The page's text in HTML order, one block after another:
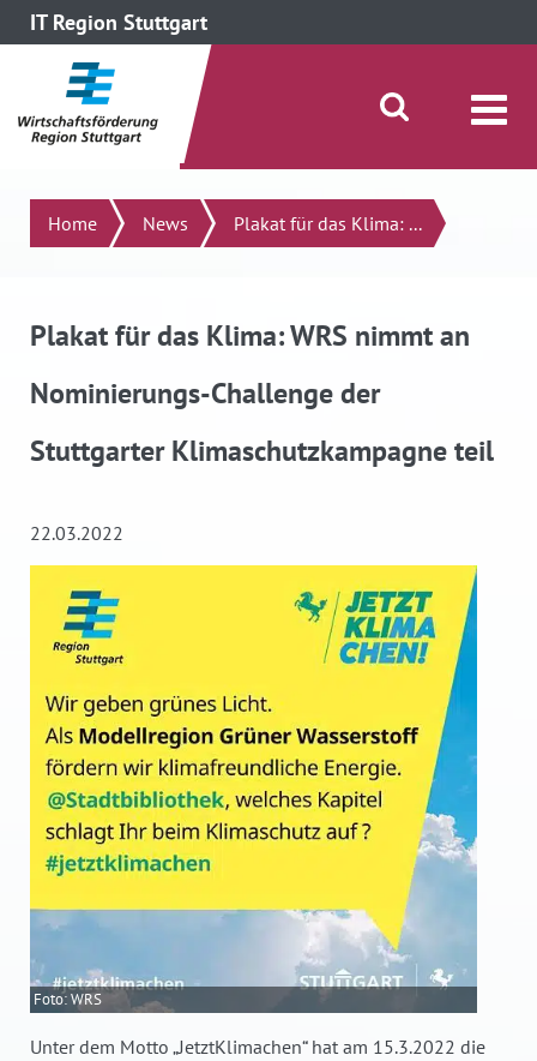
IT Region Stuttgart
direkt zum Inhalt dieser Seite
direkt zum Menü springen
Suche öffnen/schließen
Suchen
Home News Plakat für das Klima: ...
Plakat für das Klima: WRS nimmt an
Nominierungs-Challenge der
Stuttgarter Klimaschutzkampagne teil
22.03.2022
Foto: WRS
Unter dem Motto „JetztKlimachen“ hat am 15.3.2022 die